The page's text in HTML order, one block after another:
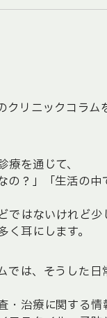
クリニックコラム
療を通じて、
の？」「生活の
ではないけれど
く耳にします。
では、そうした
・治療に関する